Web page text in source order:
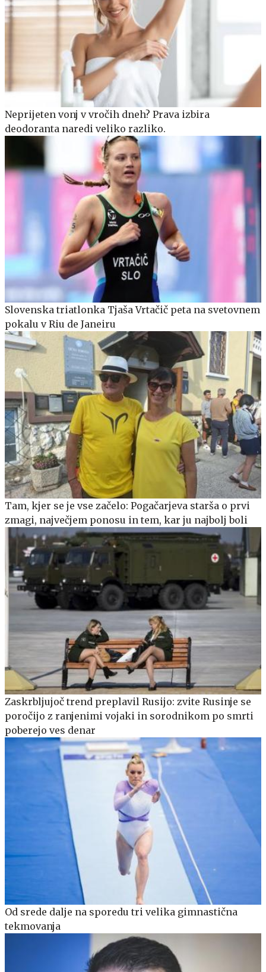
Neprijeten vonj v vročih dneh? Prava izbira
deodoranta naredi veliko razliko.
Slovenska triatlonka Tjaša Vrtačič peta na svetovnem
pokalu v Riu de Janeiru
Tam, kjer se je vse začelo: Pogačarjeva starša o prvi
zmagi, največjem ponosu in tem, kar ju najbolj boli
Zaskrbljujoč trend preplavil Rusijo: zvite Rusinje se
poročijo z ranjenimi vojaki in sorodnikom po smrti
poberejo ves denar
Od srede dalje na sporedu tri velika gimnastična
tekmovanja